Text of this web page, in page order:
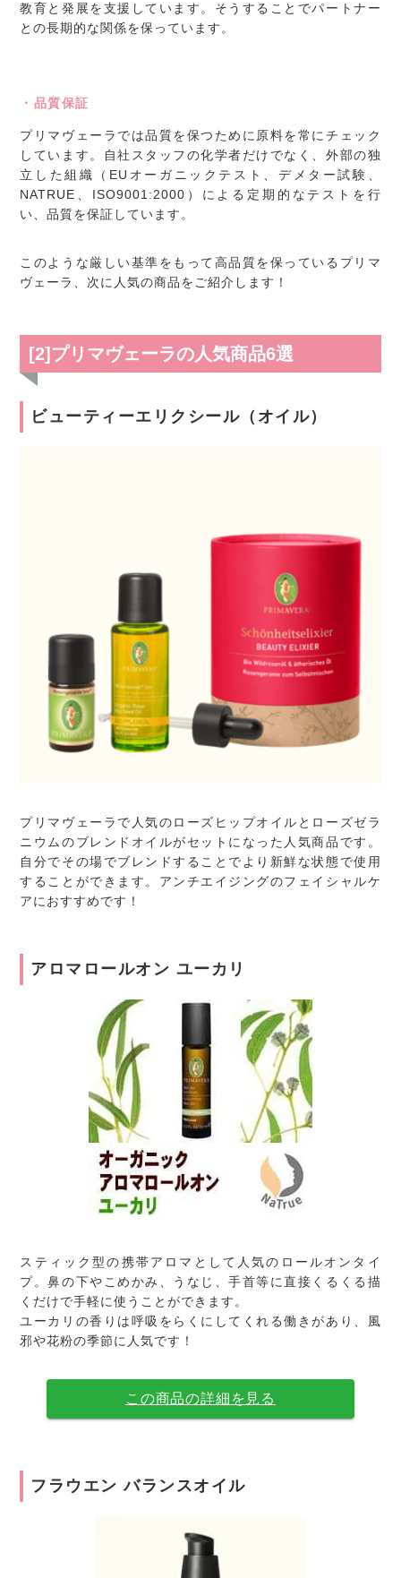
教育と発展を支援しています。そうすることでパートナー
との長期的な関係を保っています。
・品質保証
プリマヴェーラでは品質を保つために原料を常にチェック
しています。自社スタッフの化学者だけでなく、外部の独
立した組織（EUオーガニックテスト、デメター試験、
NATRUE、ISO9001:2000）による定期的なテストを行
い、品質を保証しています。
このような厳しい基準をもって高品質を保っているプリマ
ヴェーラ、次に人気の商品をご紹介します！
[2]プリマヴェーラの人気商品6選
ビューティーエリクシール（オイル）
プリマヴェーラで人気のローズヒップオイルとローズゼラ
ニウムのブレンドオイルがセットになった人気商品です。
自分でその場でブレンドすることでより新鮮な状態で使用
することができます。アンチエイジングのフェイシャルケ
アにおすすめです！
アロマロールオン ユーカリ
スティック型の携帯アロマとして人気のロールオンタイ
プ。鼻の下やこめかみ、うなじ、手首等に直接くるくる描
くだけで手軽に使うことができます。
ユーカリの香りは呼吸をらくにしてくれる働きがあり、風
邪や花粉の季節に人気です！
この商品の詳細を見る
フラウエン バランスオイル